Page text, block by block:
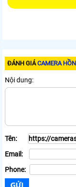
ĐÁNH GIÁCAMERA
Nội dung:
Tên:
Email:
Phone: